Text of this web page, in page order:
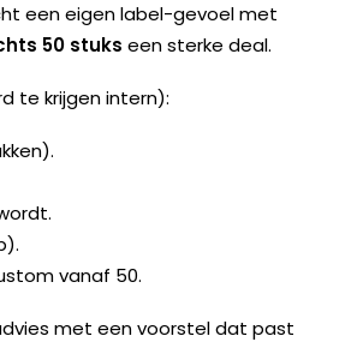
een eigen label-gevoel met
50 stuks een sterke deal.
te krijgen intern):
vanaf 50.
met een voorstel dat past